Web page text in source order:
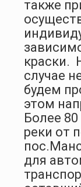
также
краски.
случае
будем
этом
Более
реки от
для